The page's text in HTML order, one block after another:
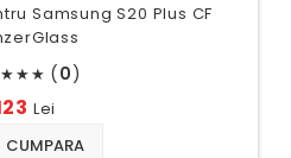
Samsung S20 Plus CF
★★★ (0)
Lei
CUMPARA